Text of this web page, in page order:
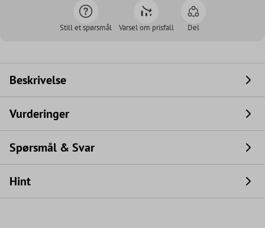
Still et spørsmål Varsel om prisfall Del
Beskrivelse
Vurderinger
Spørsmål & Svar
Hint